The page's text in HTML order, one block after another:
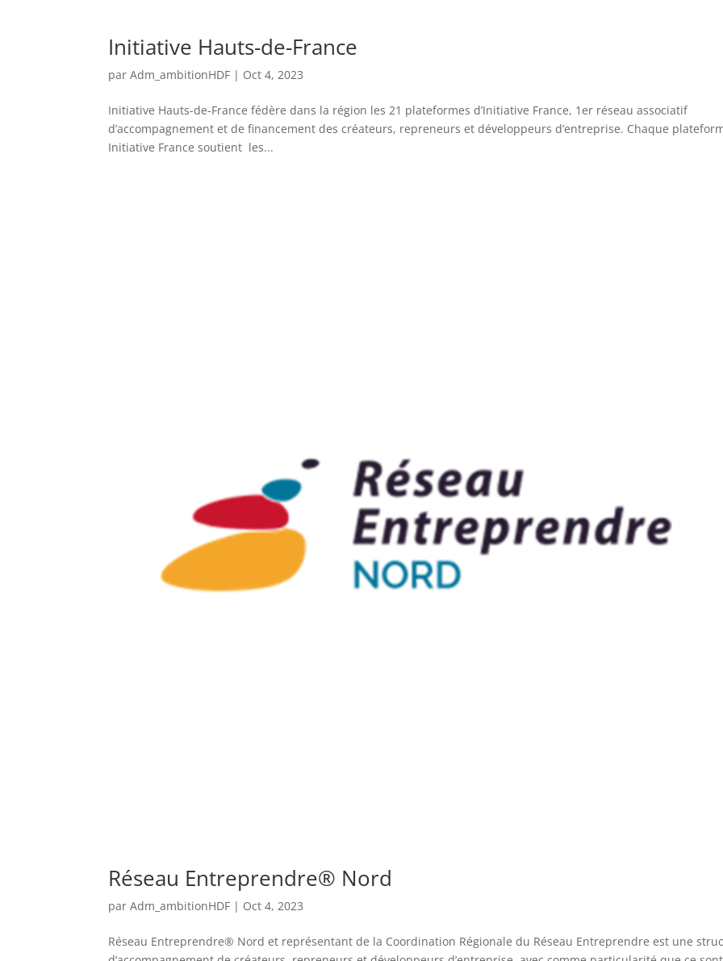
Initiative Hauts-de-France
parAdm_ambitionHDF | Oct 4, 2023
Initiative Hauts-de-France fédère dans la région les 21 plateformes d’Initiative France, 1er réseau associatif
d’accompagnement et de financement des créateurs, repreneurs et développeurs d’entreprise. Chaque
Initiative France soutient les...
Réseau Entreprendre® Nord
parAdm_ambitionHDF | Oct 4, 2023
Réseau Entreprendre® Nord et représentant de la Coordination Régionale du Réseau Entreprendre est une